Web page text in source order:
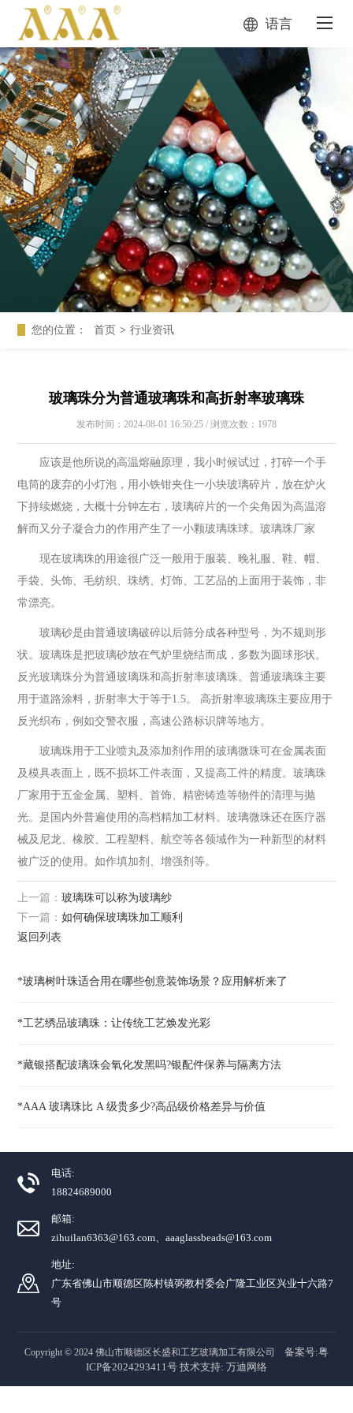
语言
您的位置： 首页 > 行业资讯
玻璃珠分为普通玻璃珠和高折射率玻璃珠
发布时间：2024-08-01 16:50:25 / 浏览次数：1978
应该是他所说的高温熔融原理，我小时候试过，打碎一个手
电筒的废弃的小灯泡，用小铁钳夹住一小块玻璃碎片，放在炉火
下持续燃烧，大概十分钟左右，玻璃碎片的一个尖角因为高温溶
解而又分子凝合力的作用产生了一小颗玻璃珠球。玻璃珠厂家
现在玻璃珠的用途很广泛一般用于服装、晚礼服、鞋、帽、
手袋、头饰、毛纺织、珠绣、灯饰、工艺品的上面用于装饰，非
常漂亮。
玻璃砂是由普通玻璃破碎以后筛分成各种型号，为不规则形
状。玻璃珠是把玻璃砂放在气炉里烧结而成，多数为圆球形状。
反光玻璃珠分为普通玻璃珠和高折射率玻璃珠。普通玻璃珠主要
用于道路涂料，折射率大于等于1.5。 高折射率玻璃珠主要应用于
反光织布，例如交警衣服，高速公路标识牌等地方。
玻璃珠用于工业喷丸及添加剂作用的玻璃微珠可在金属表面
及模具表面上，既不损坏工件表面，又提高工件的精度。玻璃珠
厂家用于五金金属、塑料、首饰、精密铸造等物件的清理与抛
光。是国内外普遍使用的高档精加工材料。玻璃微珠还在医疗器
械及尼龙、橡胶、工程塑料、航空等各领域作为一种新型的材料
被广泛的使用。如作填加剂、增强剂等。
上一篇：玻璃珠可以称为玻璃纱
返回列表
下一篇：如何确保玻璃珠加工顺利
*玻璃树叶珠适合用在哪些创意装饰场景？应用解析来了
*工艺绣品玻璃珠：让传统工艺焕发光彩
*藏银搭配玻璃珠会氧化发黑吗?银配件保养与隔离方法
*AAA 玻璃珠比 A 级贵多少?高品级价格差异与价值
电话:
18824689000
邮箱:
zihuilan6363@163.com、aaaglassbeads@163.com
地址:
广东省佛山市顺德区陈村镇弼教村委会广隆工业区兴业十六路7
号
Copyright © 2024 佛山市顺德区长盛和工艺玻璃加工有限公司 备案号:粤
ICP备2024293411号 技术支持: 万迪网络